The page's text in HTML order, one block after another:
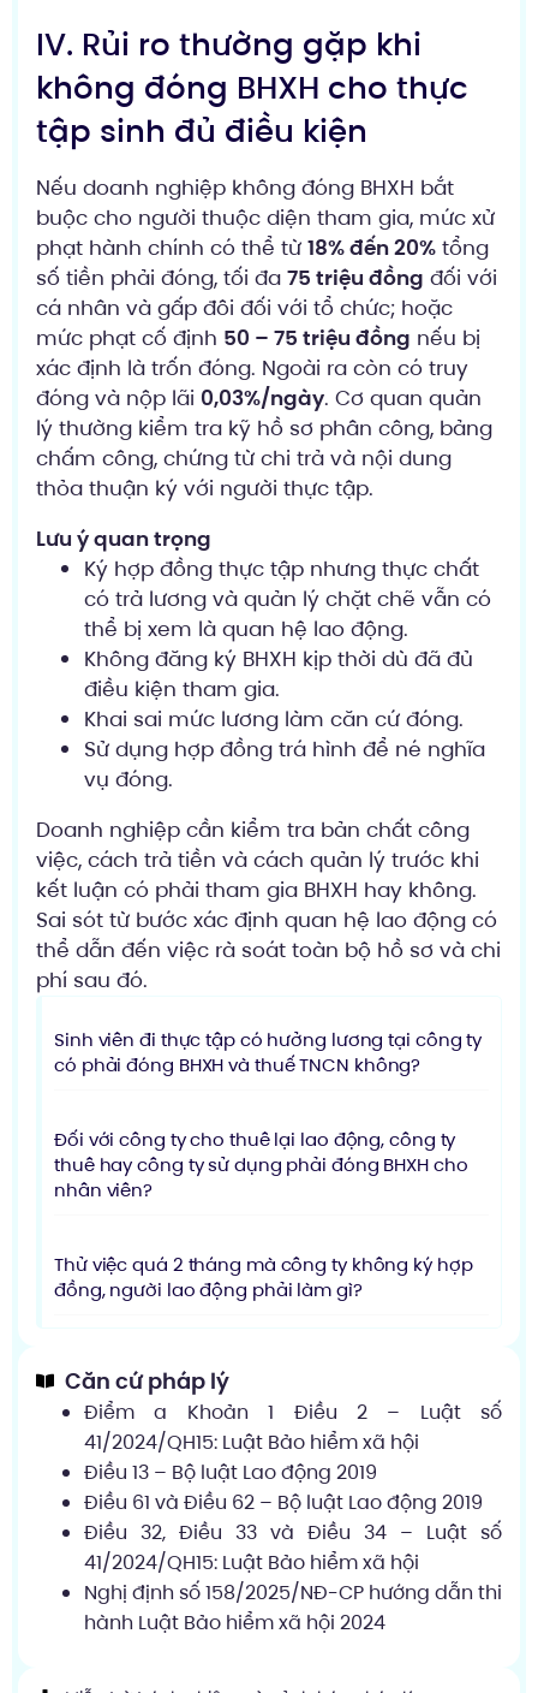
IV. Rủi ro thường gặp khi
không đóng BHXH cho thực
tập sinh đủ điều kiện
Nếu doanh nghiệp không đóng BHXH bắt
buộc cho người thuộc diện tham gia, mức xử
phạt hành chính có thể từ 18% đến 20% tổng
số tiền phải đóng, tối đa 75 triệu đồng đối với
cá nhân và gấp đôi đối với tổ chức; hoặc
mức phạt cố định 50 – 75 triệu đồng nếu bị
xác định là trốn đóng. Ngoài ra còn có truy
đóng và nộp lãi 0,03%/ngày. Cơ quan quản
lý thường kiểm tra kỹ hồ sơ phân công, bảng
chấm công, chứng từ chi trả và nội dung
thỏa thuận ký với người thực tập.
Lưu ý quan trọng
Ký hợp đồng thực tập nhưng thực chất
có trả lương và quản lý chặt chẽ vẫn có
thể bị xem là quan hệ lao động.
Không đăng ký BHXH kịp thời dù đã đủ
điều kiện tham gia.
Khai sai mức lương làm căn cứ đóng.
Sử dụng hợp đồng trá hình để né nghĩa
vụ đóng.
Doanh nghiệp cần kiểm tra bản chất công
việc, cách trả tiền và cách quản lý trước khi
kết luận có phải tham gia BHXH hay không.
Sai sót từ bước xác định quan hệ lao động có
thể dẫn đến việc rà soát toàn bộ hồ sơ và chi
phí sau đó.
Sinh viên đi thực tập có hưởng lương tại công ty
có phải đóng BHXH và thuế TNCN không?
Đối với công ty cho thuê lại lao động, công ty
thuê hay công ty sử dụng phải đóng BHXH cho
nhân viên?
Thử việc quá 2 tháng mà công ty không ký hợp
đồng, người lao động phải làm gì?
Căn cứ pháp lý
Điểm a Khoản 1 Điều 2 – Luật số
41/2024/QH15: Luật Bảo hiểm xã hội
Điều 13 – Bộ luật Lao động 2019
Điều 61 và Điều 62 – Bộ luật Lao động 2019
Điều 32, Điều 33 và Điều 34 – Luật số
41/2024/QH15: Luật Bảo hiểm xã hội
Nghị định số 158/2025/NĐ-CP hướng dẫn thi
hành Luật Bảo hiểm xã hội 2024